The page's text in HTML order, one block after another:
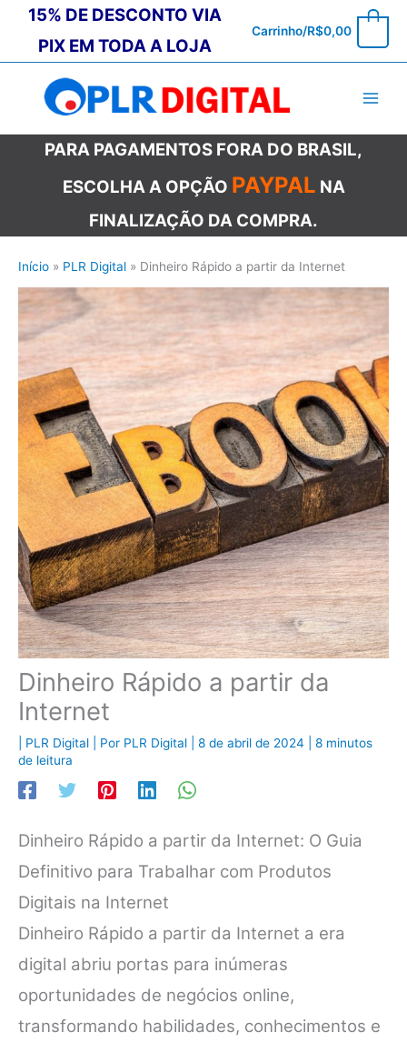
conteúdo
15% DE DESCONTO VIA
PIX EM TODA A LOJA
Carrinho/R$0,00
PARA PAGAMENTOS FORA DO BRASIL,
ESCOLHA A OPÇÃO PAYPAL NA
FINALIZAÇÃO DA COMPRA.
Início PLR Digital Dinheiro Rápido a partir da Internet
Dinheiro Rápido a partir da
Internet
PLR Digital | Por PLR Digital 8 de abril de 2024
8 minutos
de leitura
Dinheiro Rápido a partir da Internet: O Guia
Definitivo para Trabalhar com Produtos
Digitais na Internet
Dinheiro Rápido a partir da Internet a era
digital abriu portas para inúmeras
oportunidades de negócios online,
transformando habilidades, conhecimentos e